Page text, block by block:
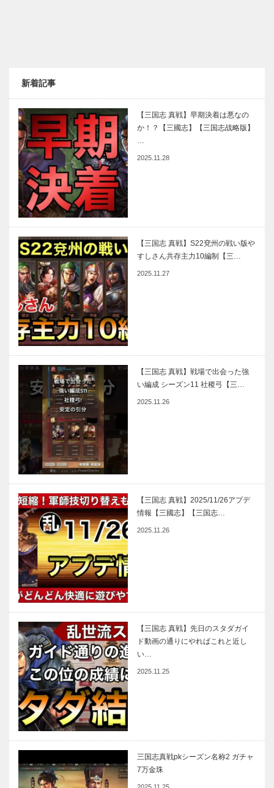
新着記事
【三国志 真戦】早期決着は悪なの
か！？【三國志】【三国志战略版】
…
2025.11.28
【三国志 真戦】S22兗州の戦い版や
すしさん共存主力10編制【三…
2025.11.27
【三国志 真戦】戦場で出会った強
い編成 シーズン11 社稷弓【三…
2025.11.26
【三国志 真戦】2025/11/26アプデ
情報【三國志】【三国志…
2025.11.26
【三国志 真戦】先日のスタダガイ
ド動画の通りにやればこれと近し
い…
2025.11.25
三国志真戦pkシーズン名称2 ガチャ
7万金珠